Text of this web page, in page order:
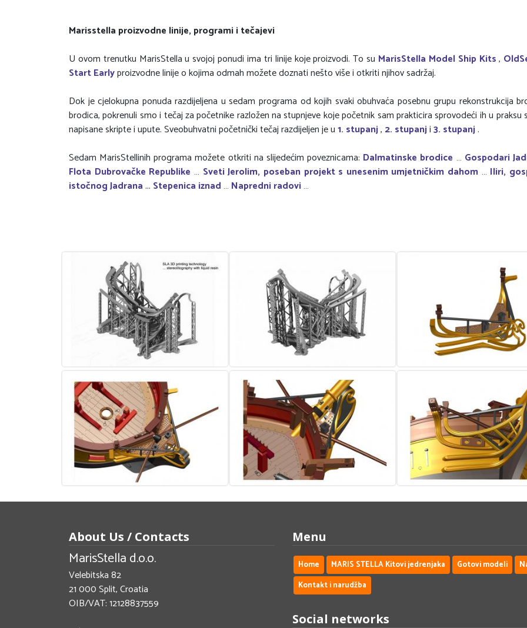
Marisstella proizvodne linije, programi i tečajevi
U ovom trenutku MarisStella u svojoj ponudi ima tri linije koje proizvodi. To su MarisStella Model Ship Kits ,
Start Earlyproizvodne linije o kojima odmah možete doznati nešto više i otkriti njihov sadržaj.
Dok je cjelokupna ponuda razdijeljena u sedam programa od kojih svaki obuhvaća posebnu grupu rekonstrukcija
brodica, pokrenuli smo i tečaj za početnike razložen na stupnjeve koje početnik sam prakticira sprovodeći ih u praksu
napisane skripte i upute. Sveobuhvatni početnički tečaj razdijeljen je u1. stupanj, 2. stupanji3. stupanj.
Sedam MarisStellinih programa možete otkriti na slijedećim poveznicama: Dalmatinske brodice … Gospodari
Flota Dubrovačke Republike … Sveti Jerolim, poseban projekt s unesenim umjetničkim dahom … Iliri,
istočnog Jadrana... Stepenica iznad… Napredni radovi…
About Us / Contacts
MarisStella d.o.o.
Velebitska 82
21 000 Split, Croatia
OIB/VAT: 12128837559
Menu
Home MARIS STELLA Kitovi jedrenjaka Gotovi modeli
Kontakt i narudžba
Social networks